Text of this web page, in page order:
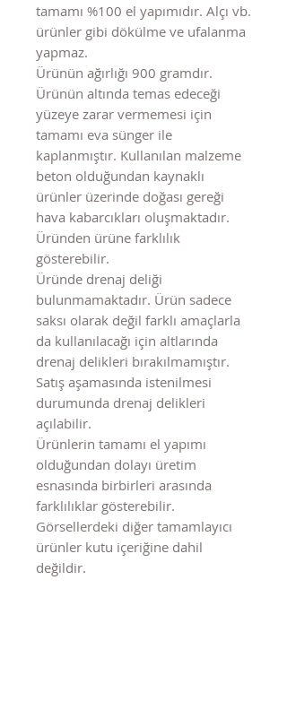
tamamı %100 el yapımıdır. Alçı vb.
ürünler gibi dökülme ve ufalanma
yapmaz.
Ürünün ağırlığı 900 gramdır.
Ürünün altında temas edeceği
yüzeye zarar vermemesi için
tamamı eva sünger ile
kaplanmıştır. Kullanılan malzeme
beton olduğundan kaynaklı
ürünler üzerinde doğası gereği
hava kabarcıkları oluşmaktadır.
Üründen ürüne farklılık
gösterebilir.
Üründe drenaj deliği
bulunmamaktadır. Ürün sadece
saksı olarak değil farklı amaçlarla
da kullanılacağı için altlarında
drenaj delikleri bırakılmamıştır.
Satış aşamasında istenilmesi
durumunda drenaj delikleri
açılabilir.
Ürünlerin tamamı el yapımı
olduğundan dolayı üretim
esnasında birbirleri arasında
farklılıklar gösterebilir.
Görsellerdeki diğer tamamlayıcı
ürünler kutu içeriğine dahil
değildir.